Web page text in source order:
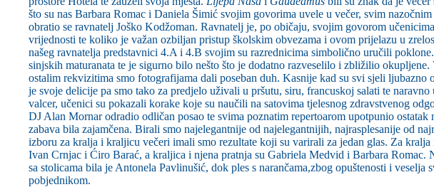
što su nas Barbara Romac i Daniela Šimić svojim govorima uvele u večer, svim
obratio se ravnatelj Joško Kodžoman. Ravnatelj je, po običaju, svojim govorom
vrijednosti te koliko je važan ozbiljan pristup školskim obvezama i ovom prijelazu u
našeg ravnatelja predstavnici 4.A i 4.B svojim su razrednicima simbolično uručili
sinjskih maturanata te je sigurno bilo nešto što je dodatno razveselilo i zbližilio okupljene.
ostalim rekvizitima smo fotografijama dali poseban duh. Kasnije kad su svi sjeli ljubazno
je svoje delicije pa smo tako za predjelo uživali u pršutu, siru, francuskoj salati te
valcer, učenici su pokazali korake koje su naučili na satovima tjelesnog zdravstvenog
DJ Alan Mornar odradio odličan posao te svima poznatim repertoarom upotpunio ostatak
zabava bila zajamčena. Birali smo najelegantnije od najelegantnijih, najrasplesanije od
izboru za kralja i kraljicu večeri imali smo rezultate koji su varirali za jedan glas. Za
Ivan Crnjac i Ćiro Barać, a kraljica i njena pratnja su Gabriela Medvid i Barbara Romac.
sa stolicama bila je Antonela Pavlinušić, dok ples s narančama,zbog opuštenosti i veselja
pobjednikom.